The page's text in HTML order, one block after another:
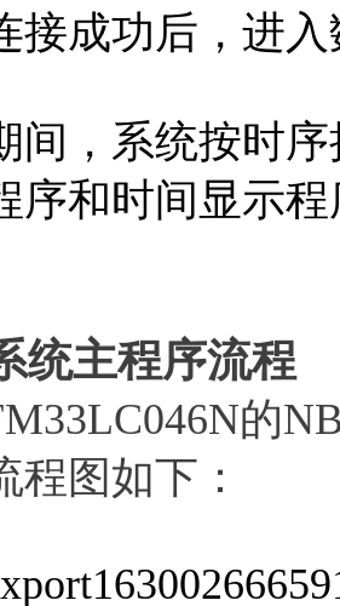
接成功后，进
间，系统按时
序和时间显示程
统主程序流程
的
程图如下：